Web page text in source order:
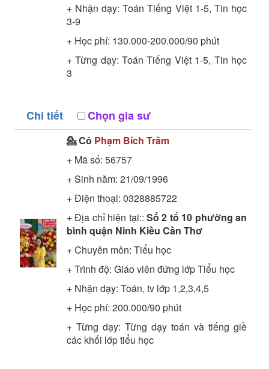
+ Nhận dạy: Toán Tiếng Việt 1-5, Tin học
3-9
+ Học phí: 130.000-200.000/90 phút
+ Từng dạy: Toán Tiếng Việt 1-5, Tin học
3
Chi tiết Chọn gia sư
💁 Cô Phạm Bích Trằm
+ Mã số: 56757
+ Sinh năm: 21/09/1996
+ Điện thoại: 0328885722
+ Địa chỉ hiện tại:: Số 2 tổ 10 phường an
bình quận Ninh Kiều Cần Thơ
+ Chuyên môn: Tiểu học
+ Trình độ: Giáo viên đứng lớpTiểu học
+ Nhận dạy: Toán, tv lớp 1,2,3,4,5
+ Học phí: 200.000/90 phút
+ Từng dạy: Từng dạy toán và tiếng giề
các khối lớp tiểu học